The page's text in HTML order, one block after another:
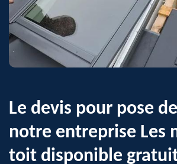
Le devis pour pose
notre entreprise Les
toit disponible